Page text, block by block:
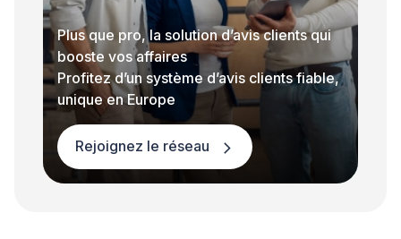
Plus que pro, la solution d’avis clients qui
booste vos affaires
Profitez d’un système d’avis clients fiable,
unique en Europe
Rejoignez le réseau